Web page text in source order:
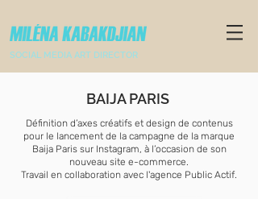
SOCIAL MEDIA ART DIRECTOR
BAIJA PARIS
Définition d’axes créatifs et design de contenus
pour le lancement de la campagne de la marque
Baija Paris sur Instagram, à l’occasion de son
nouveau site e-commerce.
Travail en collaboration avec l'agence Public Actif.